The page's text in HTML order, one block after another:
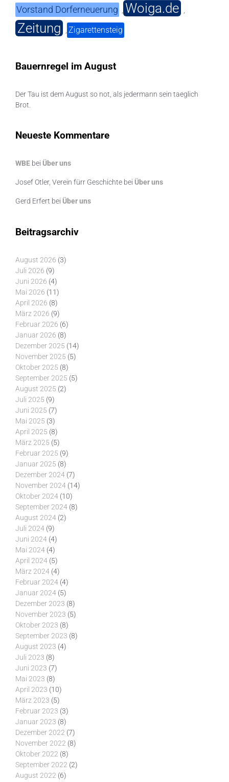
Vorstand Dorferneuerung , Woiga.de ,
Zeitung , Zigarettensteig
Bauernregel im August
Der Tau ist dem August so not, als jedermann sein taeglich
Brot.
Neueste Kommentare
WBE bei Über uns
Josef Otler, Verein fürr Geschichte bei Über uns
Gerd Erfert bei Über uns
Beitragsarchiv
August 2026 (3)
Juli 2026 (9)
Juni 2026 (4)
Mai 2026 (11)
April 2026 (8)
März 2026 (9)
Februar 2026 (6)
Januar 2026 (8)
Dezember 2025 (14)
November 2025 (5)
Oktober 2025 (8)
September 2025 (5)
August 2025 (2)
Juli 2025 (9)
Juni 2025 (7)
Mai 2025 (3)
April 2025 (8)
März 2025 (5)
Februar 2025 (9)
Januar 2025 (8)
Dezember 2024 (7)
November 2024 (14)
Oktober 2024 (10)
September 2024 (8)
August 2024 (2)
Juli 2024 (9)
Juni 2024 (4)
Mai 2024 (4)
April 2024 (5)
März 2024 (4)
Februar 2024 (4)
Januar 2024 (5)
Dezember 2023 (8)
November 2023 (5)
Oktober 2023 (8)
September 2023 (8)
August 2023 (4)
Juli 2023 (8)
Juni 2023 (7)
Mai 2023 (8)
April 2023 (10)
März 2023 (5)
Februar 2023 (3)
Januar 2023 (8)
Dezember 2022 (7)
November 2022 (8)
Oktober 2022 (8)
September 2022 (2)
August 2022 (6)